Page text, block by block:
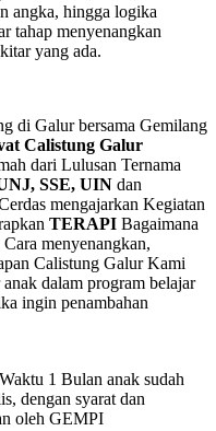
angka, hingga logika
tahap menyenangkan
yang ada.
di Galur bersama Gemilang
Calistung Galur
dari Lulusan Ternama
SSE, UIN dan
mengajarkan Kegiatan
TERAPI Bagaimana
menyenangkan,
Calistung Galur Kami
dalam program belajar
ingin penambahan
1 Bulan anak sudah
dengan syarat dan
oleh GEMPI